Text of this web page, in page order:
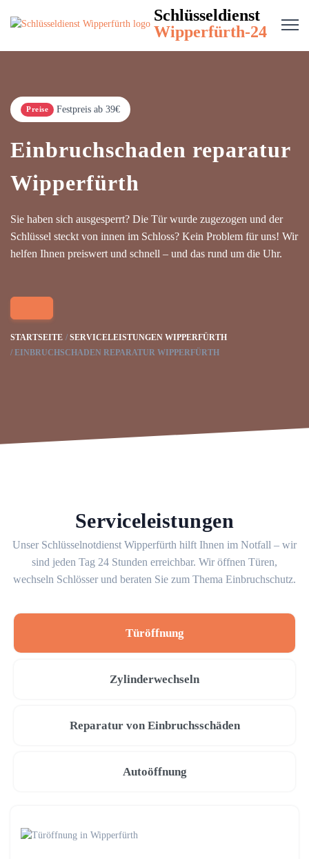
Schlüsseldienst
Wipperfürth-24
Preise Festpreis ab 39€
Einbruchschaden reparatur
Wipperfürth
Sie haben sich ausgesperrt? Die Tür wurde zugezogen und der
Schlüssel steckt von innen im Schloss? Kein Problem für uns! Wir
helfen Ihnen preiswert und schnell – und das rund um die Uhr.
STARTSEITE
SERVICELEISTUNGEN WIPPERFÜRTH
EINBRUCHSCHADEN REPARATUR WIPPERFÜRTH
Serviceleistungen
Unser Schlüsselnotdienst Wipperfürth hilft Ihnen im Notfall – wir
sind jeden Tag 24 Stunden erreichbar. Wir öffnen Türen,
wechseln Schlösser und beraten Sie zum Thema Einbruchschutz.
Türöffnung
Zylinderwechseln
Reparatur von Einbruchsschäden
Autoöffnung